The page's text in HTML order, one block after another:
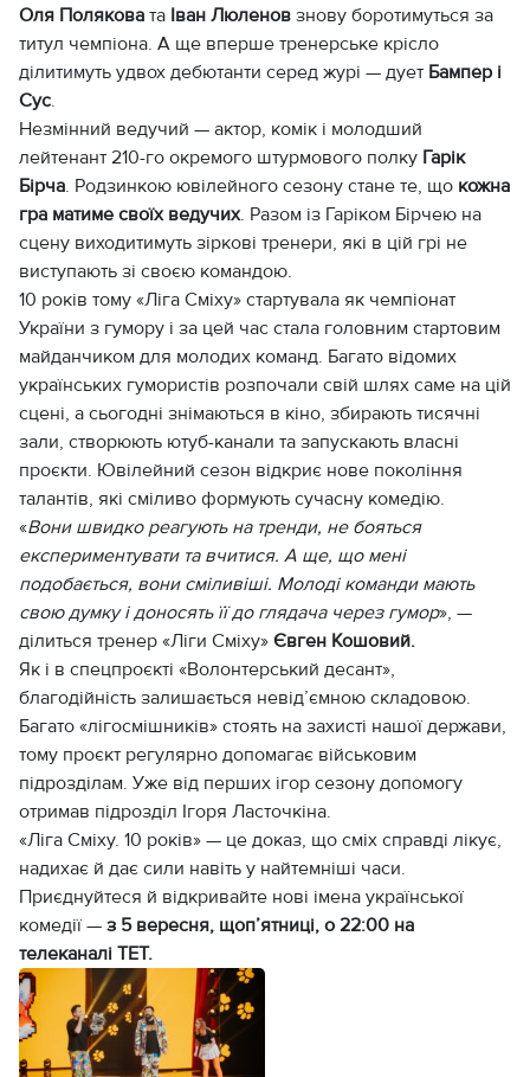
Оля Полякова та Іван Люленов знову боротимуться за
титул чемпіона. А ще вперше тренерське крісло
ділитимуть удвох дебютанти серед журі — дует Бампер і
Сус.
Незмінний ведучий — актор, комік і молодший
лейтенант 210-го окремого штурмового полку Гарік
Бірча. Родзинкою ювілейного сезону стане те, що кожна
гра матиме своїх ведучих. Разом із Гаріком Бірчею на
сцену виходитимуть зіркові тренери, які в цій грі не
виступають зі своєю командою.
10 років тому «Ліга Сміху» стартувала як чемпіонат
України з гумору і за цей час стала головним стартовим
майданчиком для молодих команд. Багато відомих
українських гумористів розпочали свій шлях саме на цій
сцені, а сьогодні знімаються в кіно, збирають тисячні
зали, створюють ютуб-канали та запускають власні
проєкти. Ювілейний сезон відкриє нове покоління
талантів, які сміливо формують сучасну комедію.
«Вони швидко реагують на тренди, не бояться
експериментувати та вчитися. А ще, що мені
подобається, вони сміливіші. Молоді команди мають
свою думку і доносять її до глядача через гумор», —
ділиться тренер «Ліги Сміху» Євген Кошовий.
Як і в спецпроєкті «Волонтерський десант»,
благодійність залишається невід’ємною складовою.
Багато «лігосмішників» стоять на захисті нашої держави,
тому проєкт регулярно допомагає військовим
підрозділам. Уже від перших ігор сезону допомогу
отримав підрозділ Ігоря Ласточкіна.
«Ліга Сміху. 10 років» — це доказ, що сміх справді лікує,
надихає й дає сили навіть у найтемніші часи.
Приєднуйтеся й відкривайте нові імена української
комедії — з 5 вересня, щоп’ятниці, о 22:00 на
телеканалі ТЕТ.